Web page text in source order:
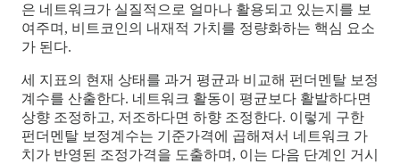
은 네트워크가 실질적으로 얼마나 활용되고 있는지를 보
여주며, 비트코인의 내재적 가치를 정량화하는 핵심 요소
가 된다.
세 지표의 현재 상태를 과거 평균과 비교해 펀더멘탈 보정
계수를 산출한다. 네트워크 활동이 평균보다 활발하다면
상향 조정하고, 저조하다면 하향 조정한다. 이렇게 구한
펀더멘탈 보정계수는 기준가격에 곱해져서 네트워크 가
치가 반영된 조정가격을 도출하며, 이는 다음 단계인 거시